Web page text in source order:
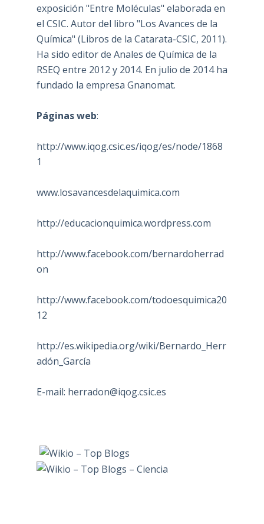
exposición "Entre Moléculas" elaborada en
el CSIC. Autor del libro "Los Avances de la
Química" (Libros de la Catarata-CSIC, 2011).
Ha sido editor de Anales de Química de la
RSEQ entre 2012 y 2014. En julio de 2014 ha
fundado la empresa Gnanomat.
Páginas web:
http://www.iqog.csic.es/iqog/es/node/1868
1
www.losavancesdelaquimica.com
http://educacionquimica.wordpress.com
http://www.facebook.com/bernardoherrad
on
http://www.facebook.com/todoesquimica20
12
http://es.wikipedia.org/wiki/Bernardo_Herr
adón_García
E-mail: herradon@iqog.csic.es